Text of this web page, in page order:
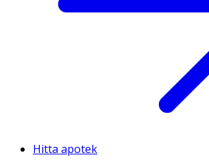
Hitta apotek